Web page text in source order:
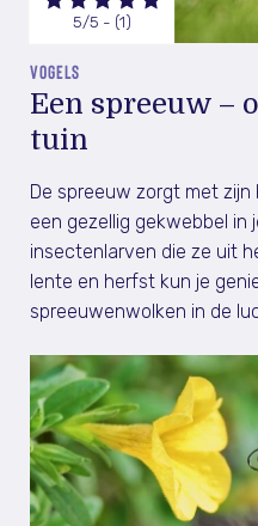
5/5 - (1)
VOGELS
Een spreeuw –
tuin
De spreeuw zorgt met
een gezellig gekwebbel in
insectenlarven die ze uit
lente en herfst kun je
spreeuwenwolken in de